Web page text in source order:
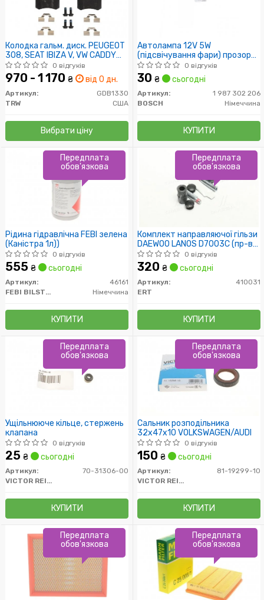
Колодка гальм. диск. PEUGEOT
308, SEAT IBIZA V, VW CADDY
задн. (пр-во TRW)
0 відгуків
970 - 1 170 ₴ від 0 дн.
Артикул:
GDB1330
TRW
США
Вибрати ціну
Автолампа 12V 5W
(підсвічування фари) прозора
Universal
0 відгуків
30 ₴ сьогодні
Артикул:
1 987 302 206
BOSCH
Німеччина
КУПИТИ
Рідина гідравлічна FEBI зелена
(Каністра 1л))
0 відгуків
555 ₴ сьогодні
Артикул:
46161
FEBI BILSTEIN
Німеччина
КУПИТИ
Передплата
обов'язкова
Комплект направляючої гільзи
DAEWOO LANOS D7003C (пр-во
ERT)
0 відгуків
320 ₴ сьогодні
Артикул:
410031
ERT
КУПИТИ
Передплата
обов'язкова
Ущільнююче кільце, стержень
клапана
0 відгуків
25 ₴ сьогодні
Артикул:
70-31306-00
VICTOR REINZ
КУПИТИ
Передплата
обов'язкова
Сальник розподільника
32x47x10 VOLKSWAGEN/AUDI
0 відгуків
150 ₴ сьогодні
Артикул:
81-19299-10
VICTOR REINZ
КУПИТИ
Передплата
обов'язкова
Передплата
обов'язкова
Передплата
обов'язкова